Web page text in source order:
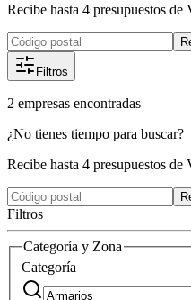
Recibe hasta 4 presupuestos
Filtros
2 empresas encontradas
¿No tienes tiempo para buscar?
Recibe hasta 4 presupuestos
Filtros
Categoría y Zona
Categoría